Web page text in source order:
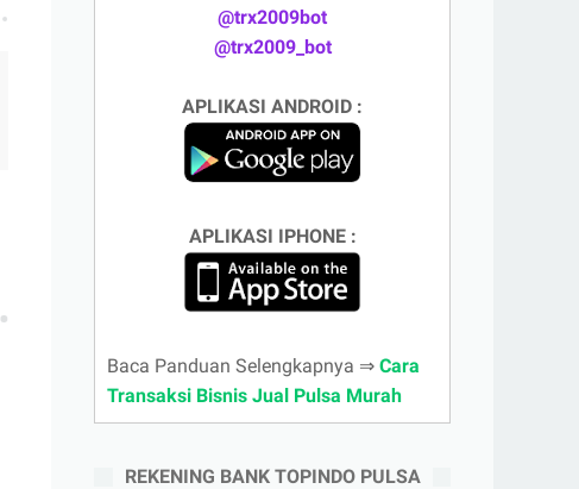
@trx2009bot
@trx2009_bot
APLIKASI ANDROID :
APLIKASI IPHONE :
Baca Panduan Selengkapnya ⇒ Cara
Transaksi Bisnis Jual Pulsa Murah
REKENING BANK TOPINDO PULSA